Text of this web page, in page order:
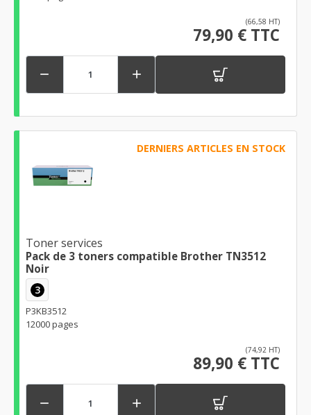
(66,58 HT)
79,90 € TTC
 
DERNIERS ARTICLES EN STOCK
Toner services
Pack de 3 toners compatible Brother TN3512
Noir
3
P3KB3512
12000 pages
(74,92 HT)
89,90 € TTC
 